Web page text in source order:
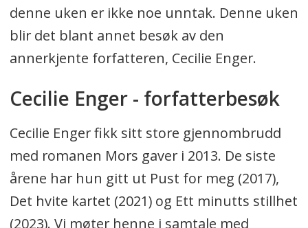
denne uken er ikke noe unntak. Denne uken
blir det blant annet besøk av den
annerkjente forfatteren, Cecilie Enger.
Cecilie Enger - forfatterbesøk
Cecilie Enger fikk sitt store gjennombrudd
med romanen Mors gaver i 2013. De siste
årene har hun gitt ut Pust for meg (2017),
Det hvite kartet (2021) og Ett minutts stillhet
(2023). Vi møter henne i samtale med